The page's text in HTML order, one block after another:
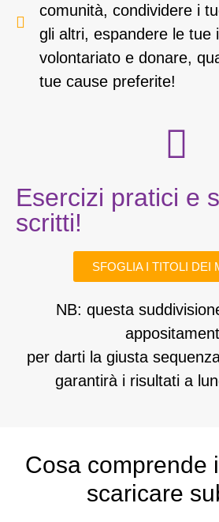
comunità, condividere i
gli altri, espandere le tue
volontariato e donare,
tue cause preferite!
Esercizi pratici e
scritti!
SFOGLIA I TITOLI DEI
NB: questa
per darti la giusta
garantirà i risultati a
Cosa comprende
scaricare